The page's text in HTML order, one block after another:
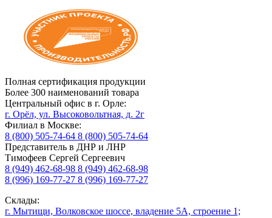
Полная сертификация продукции
Более 300 наименований товара
Центральный офис в г. Орле:
г. Орёл, ул. Высоковольтная, д. 2г
Филиал в Москве:
8 (800) 505-74-64 8 (800) 505-74-64
Представитель в ДНР и ЛНР
Тимофеев Сергей Сергеевич
8 (949) 462-68-98 8 (949) 462-68-98
8 (996) 169-77-27 8 (996) 169-77-27
Склады:
г. Мытищи, Волковское шоссе, владение 5А, строение 1;